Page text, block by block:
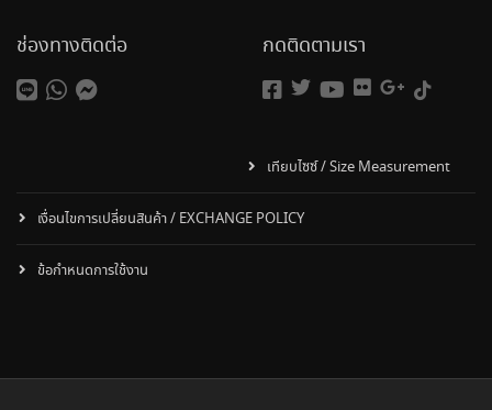
ช่องทางติดต่อ กดติดตามเรา
เทียบไซซ์ / Size Measurement
เงื่อนไขการเปลี่ยนสินค้า / EXCHANGE POLICY
ข้อกำหนดการใช้งาน